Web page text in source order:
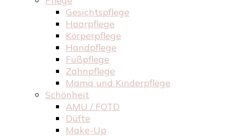
Gesichtspflege
Haarpflege
Körperpflege
Handpflege
Fußpflege
Zahnpflege
Mama und Kinderpflege
Schönheit
AMU / FOTD
Düfte
Make-Up